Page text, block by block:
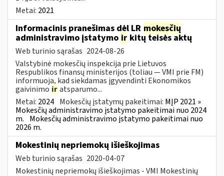
Metai: 2021
Informacinis pranešimas dėl LR mokesčių
administravimo įstatymo ir kitų teisės aktų
Web turinio sąrašas 2024-08-26
Valstybinė mokesčių inspekcija prie Lietuvos
Respublikos finansų ministerijos (toliau — VMI prie FM)
informuoja, kad siekdamas įgyvendinti Ekonomikos
gaivinimo iratsparumo...
Metai: 2024 Mokesčių įstatymų pakeitimai: MĮP 2021 »
Mokesčių administravimo įstatymo pakeitimai nuo 2024
m. Mokesčių administravimo įstatymo pakeitimai nuo
2026 m.
Mokestinių nepriemokų išieškojimas
Web turinio sąrašas 2020-04-07
Mokestinių nepriemokų išieškojimas - VMI Mokestinių